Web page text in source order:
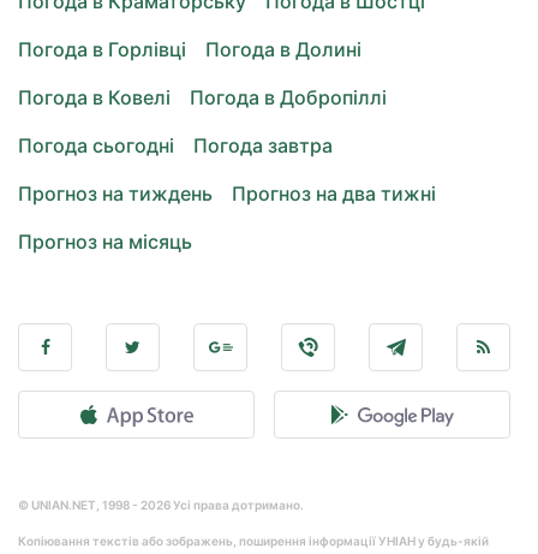
Погода в Горлівці
Погода в Долині
Погода в Ковелі
Погода в Добропіллі
Погода сьогодні
Погода завтра
Прогноз на тиждень
Прогноз на два тижні
Прогноз на місяць
© UNIAN.NET, 1998 - 2026 Усі права дотримано.
Копіювання текстів або зображень, поширення інформації УНІАН у будь-якій